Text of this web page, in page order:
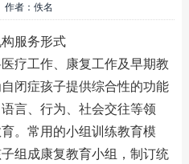
者：佚名
服务形式
疗工作、康复工作及早期教
闭症孩子提供综合性的功能
言、行为、社会交往等领
。常用的小组训练教育模
组成康复教育小组，制订统